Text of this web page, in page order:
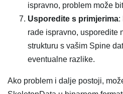
ispravno, problem može
Usporedite s primjerima:
rade ispravno, usporedite
strukturu s vašim Spine
eventualne razlike.
Ako problem i dalje postoji,